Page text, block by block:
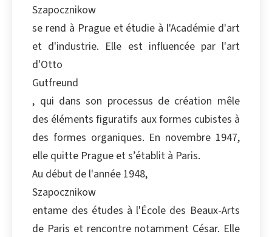
Szapocznikow
se rend à Prague et étudie à l'Académie d'art
et d'industrie. Elle est influencée par l'art
d'Otto
Gutfreund
, qui dans son processus de création mêle
des éléments figuratifs aux formes cubistes à
des formes organiques. En novembre 1947,
elle quitte Prague et s’établit à Paris.
Au début de l'année 1948,
Szapocznikow
entame des études à l'École des Beaux-Arts
de Paris et rencontre notamment César. Elle